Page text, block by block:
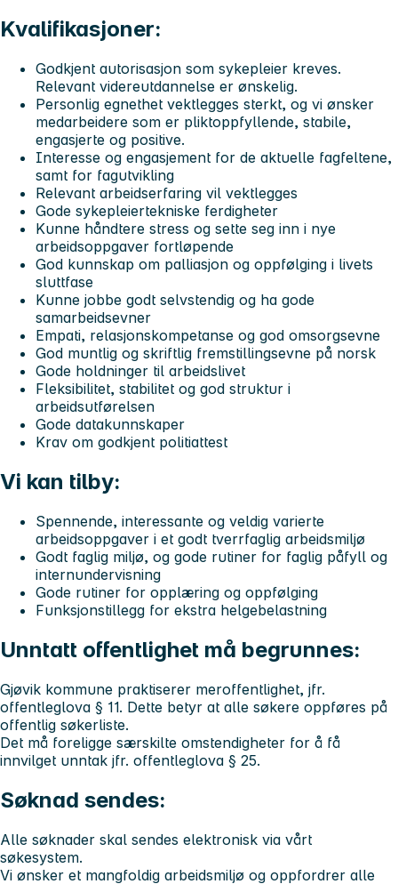
Kvalifikasjoner:
Godkjent autorisasjon som sykepleier kreves.
Relevant videreutdannelse er ønskelig.
Personlig egnethet vektlegges sterkt, og vi ønsker
medarbeidere som er pliktoppfyllende, stabile,
engasjerte og positive.
Interesse og engasjement for de aktuelle fagfeltene,
samt for fagutvikling
Relevant arbeidserfaring vil vektlegges
Gode sykepleiertekniske ferdigheter
Kunne håndtere stress og sette seg inn i nye
arbeidsoppgaver fortløpende
God kunnskap om palliasjon og oppfølging i livets
sluttfase
Kunne jobbe godt selvstendig og ha gode
samarbeidsevner
Empati, relasjonskompetanse og god omsorgsevne
God muntlig og skriftlig fremstillingsevne på norsk
Gode holdninger til arbeidslivet
Fleksibilitet, stabilitet og god struktur i
arbeidsutførelsen
Gode datakunnskaper
Krav om godkjent politiattest
Vi kan tilby:
Spennende, interessante og veldig varierte
arbeidsoppgaver i et godt tverrfaglig arbeidsmiljø
Godt faglig miljø, og gode rutiner for faglig påfyll og
internundervisning
Gode rutiner for opplæring og oppfølging
Funksjonstillegg for ekstra helgebelastning
Unntatt offentlighet må begrunnes:
Gjøvik kommune praktiserer meroffentlighet, jfr.
offentleglova § 11. Dette betyr at alle søkere oppføres på
offentlig søkerliste.
Det må foreligge særskilte omstendigheter for å få
innvilget unntak jfr. offentleglova § 25.
Søknad sendes:
Alle søknader skal sendes elektronisk via vårt
søkesystem.
Vi ønsker et mangfoldig arbeidsmiljø og oppfordrer alle